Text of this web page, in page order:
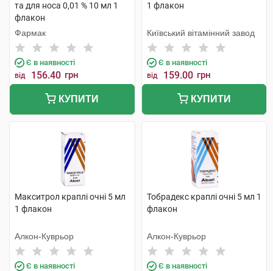
та для носа 0,01 % 10 мл 1
флакон
Фармак
Є в наявності
від 156.40 грн
КУПИТИ
1 флакон
Київський вітамінний завод
Є в наявності
від 159.00 грн
КУПИТИ
Макситрол краплі очні 5 мл
1 флакон
Алкон-Куврьор
Є в наявності
Тобрадекс краплі очні 5 мл 1
флакон
Алкон-Куврьор
Є в наявності